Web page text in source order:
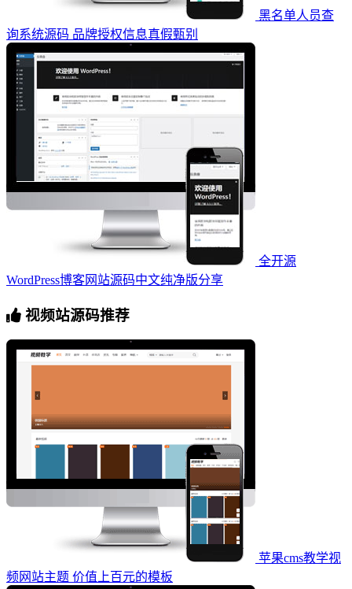
黑名单人员查
询系统源码 品牌授权信息真假甄别
全开源
WordPress博客网站源码中文纯净版分享
视频站源码推荐
苹果cms教学视
频网站主题 价值上百元的模板